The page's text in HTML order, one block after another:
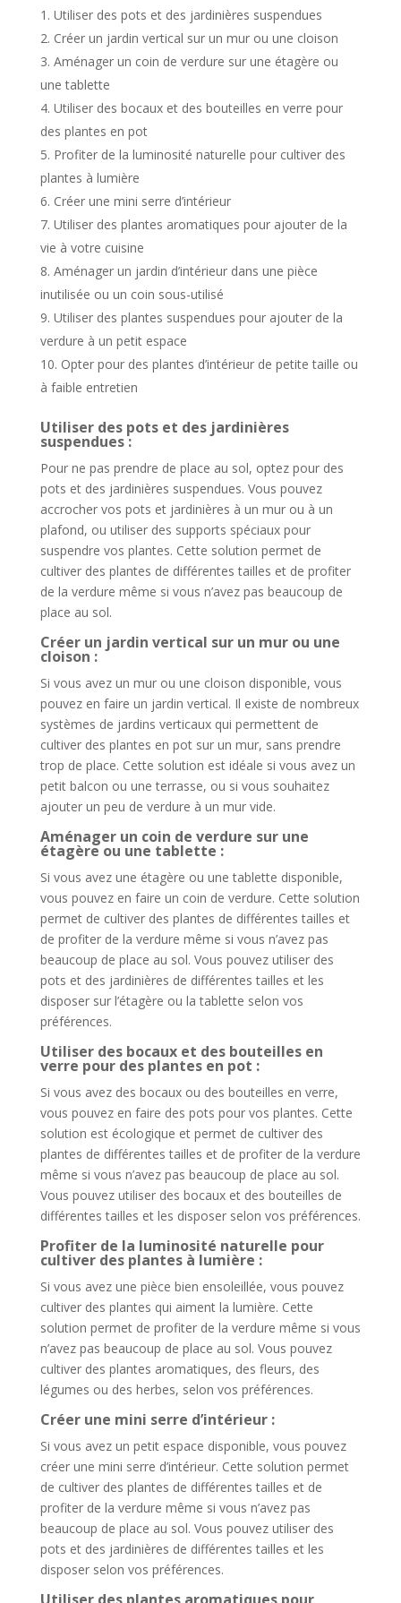
Utiliser des pots et des jardinières suspendues
Créer un jardin vertical sur un mur ou une cloison
Aménager un coin de verdure sur une étagère ou
une tablette
Utiliser des bocaux et des bouteilles en verre pour
des plantes en pot
Profiter de la luminosité naturelle pour cultiver des
plantes à lumière
Créer une mini serre d’intérieur
Utiliser des plantes aromatiques pour ajouter de la
vie à votre cuisine
Aménager un jardin d’intérieur dans une pièce
inutilisée ou un coin sous-utilisé
Utiliser des plantes suspendues pour ajouter de la
verdure à un petit espace
Opter pour des plantes d’intérieur de petite taille ou
à faible entretien
Utiliser des pots et des jardinières
suspendues :
Pour ne pas prendre de place au sol, optez pour des
pots et des jardinières suspendues. Vous pouvez
accrocher vos pots et jardinières à un mur ou à un
plafond, ou utiliser des supports spéciaux pour
suspendre vos plantes. Cette solution permet de
cultiver des plantes de différentes tailles et de profiter
de la verdure même si vous n’avez pas beaucoup de
place au sol.
Créer un jardin vertical sur un mur ou une
cloison :
Si vous avez un mur ou une cloison disponible, vous
pouvez en faire un jardin vertical. Il existe de nombreux
systèmes de jardins verticaux qui permettent de
cultiver des plantes en pot sur un mur, sans prendre
trop de place. Cette solution est idéale si vous avez un
petit balcon ou une terrasse, ou si vous souhaitez
ajouter un peu de verdure à un mur vide.
Aménager un coin de verdure sur une
étagère ou une tablette :
Si vous avez une étagère ou une tablette disponible,
vous pouvez en faire un coin de verdure. Cette solution
permet de cultiver des plantes de différentes tailles et
de profiter de la verdure même si vous n’avez pas
beaucoup de place au sol. Vous pouvez utiliser des
pots et des jardinières de différentes tailles et les
disposer sur l’étagère ou la tablette selon vos
préférences.
Utiliser des bocaux et des bouteilles en
verre pour des plantes en pot :
Si vous avez des bocaux ou des bouteilles en verre,
vous pouvez en faire des pots pour vos plantes. Cette
solution est écologique et permet de cultiver des
plantes de différentes tailles et de profiter de la verdure
même si vous n’avez pas beaucoup de place au sol.
Vous pouvez utiliser des bocaux et des bouteilles de
différentes tailles et les disposer selon vos préférences.
Profiter de la luminosité naturelle pour
cultiver des plantes à lumière :
Si vous avez une pièce bien ensoleillée, vous pouvez
cultiver des plantes qui aiment la lumière. Cette
solution permet de profiter de la verdure même si vous
n’avez pas beaucoup de place au sol. Vous pouvez
cultiver des plantes aromatiques, des fleurs, des
légumes ou des herbes, selon vos préférences.
Créer une mini serre d’intérieur :
Si vous avez un petit espace disponible, vous pouvez
créer une mini serre d’intérieur. Cette solution permet
de cultiver des plantes de différentes tailles et de
profiter de la verdure même si vous n’avez pas
beaucoup de place au sol. Vous pouvez utiliser des
pots et des jardinières de différentes tailles et les
disposer selon vos préférences.